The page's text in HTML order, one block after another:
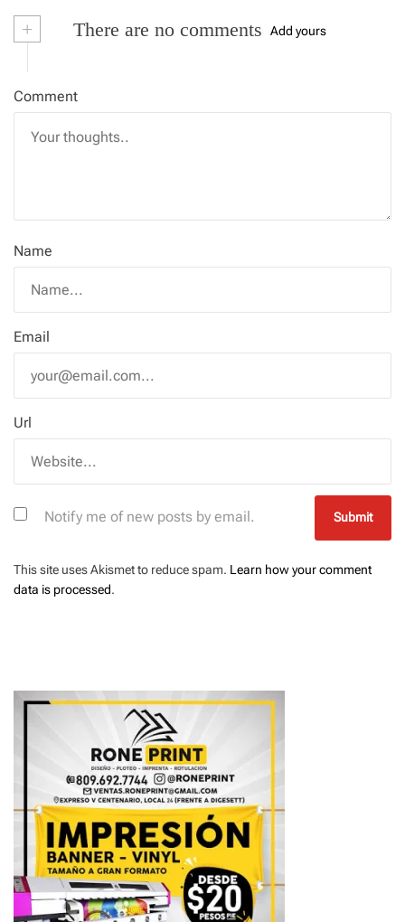
+ There are no comments Add yours
Comment
Name
Email
Url
Notify me of new posts by email.
This site uses Akismet to reduce spam. Learn how your comment
data is processed.